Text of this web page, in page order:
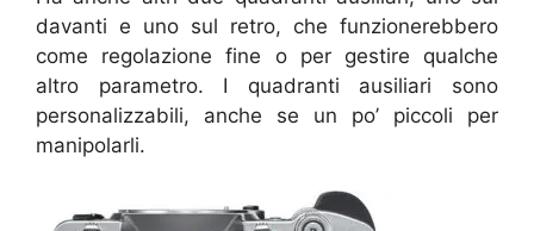
davanti e uno sul retro, che funzionerebbero
come regolazione fine o per gestire qualche
altro parametro. I quadranti ausiliari sono
personalizzabili, anche se un po’ piccoli per
manipolarli.